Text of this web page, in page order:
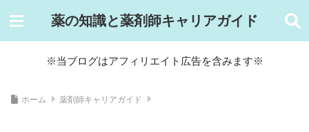
薬の知識と薬剤師キャリアガイド
※当ブログはアフィリエイト広告を含みます※
ホーム 薬剤師キャリアガイド